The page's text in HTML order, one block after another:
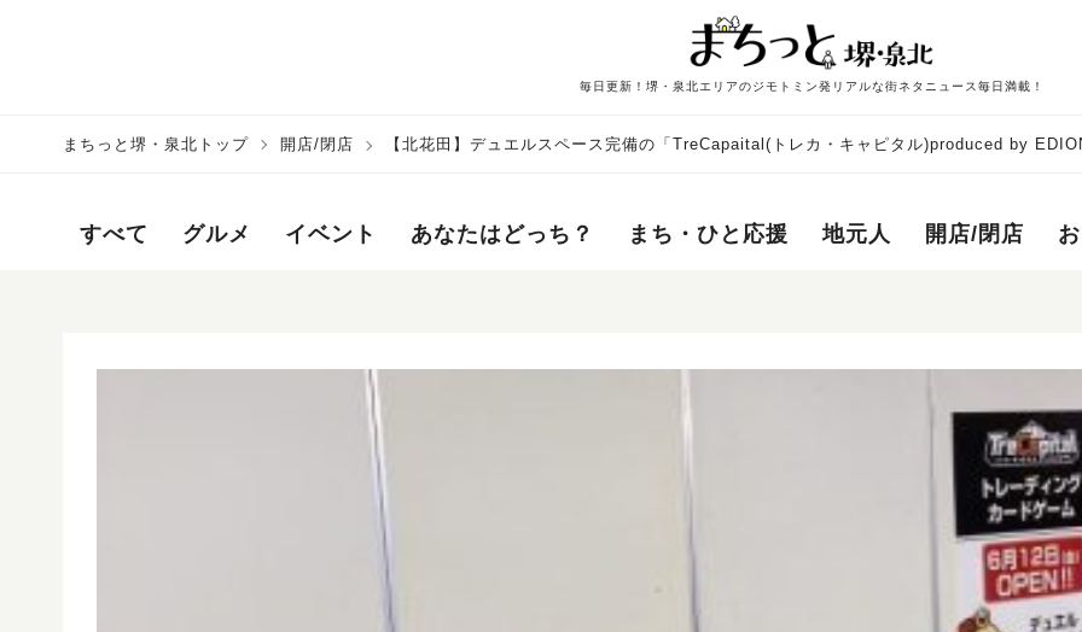
毎日更新！堺・泉北エリアのジモトミン発リアルな街ネタニュース毎日満載！
まちっと堺・泉北トップ 開店/閉店
【北花田】デュエルスペース完備の「TreCapaital(トレカ・キャピタル)produced by
すべて グルメ イベント あなたはどっち？ まち・ひと応援 地元人 開店/閉店